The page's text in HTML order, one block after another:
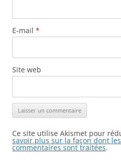
E-mail *
Site web
Ce site utilise Akismet pour
savoir plus sur la façon dont
commentaires sont traitées.